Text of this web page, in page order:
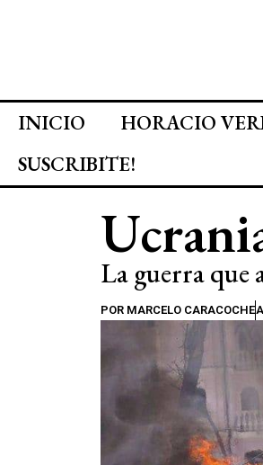
INICIO HORACIO
SUSCRIBITE!
La guerra que
POR MARCELO CARACOCHE